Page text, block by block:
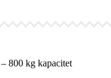
800 kg kapacitet